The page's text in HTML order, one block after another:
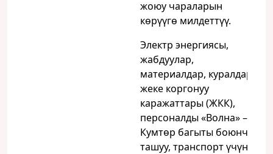
жоюу чараларын
көрүүгө милдеттүү.
Электр энергиясы,
жабдуулар,
материалдар, куралдар,
жеке коргонуу
каражаттары (ЖКК),
персоналды «Волна» –
Кумтөр багыты боюнча
ташуу, транспорт үчүн